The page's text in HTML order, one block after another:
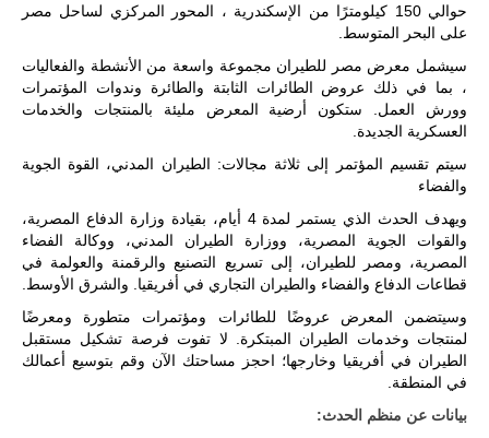
الروسية في
بدون طيار فوق
باماكو وبالنسبة
لحملة مكافحة
التمرد في
فإن الجمع بين
قدرة طائرة
التحليق…
للمزيد
حوالي 150 كيلومترًا من الإسكندرية ، المحور المركزي لساحل مصر
على البحر المتوسط.
سيشمل معرض مصر للطيران مجموعة واسعة من الأنشطة والفعاليات
، بما في ذلك عروض الطائرات الثابتة والطائرة وندوات المؤتمرات
وورش العمل. ستكون أرضية المعرض مليئة بالمنتجات والخدمات
العسكرية الجديدة.
سيتم تقسيم المؤتمر إلى ثلاثة مجالات: الطيران المدني، القوة الجوية
والفضاء
ويهدف الحدث الذي يستمر لمدة 4 أيام، بقيادة وزارة الدفاع المصرية،
والقوات الجوية المصرية، ووزارة الطيران المدني، ووكالة الفضاء
المصرية، ومصر للطيران، إلى تسريع التصنيع والرقمنة والعولمة في
قطاعات الدفاع والفضاء والطيران التجاري في أفريقيا. والشرق الأوسط.
وسيتضمن المعرض عروضًا للطائرات ومؤتمرات متطورة ومعرضًا
لمنتجات وخدمات الطيران المبتكرة. لا تفوت فرصة تشكيل مستقبل
الطيران في أفريقيا وخارجها؛ احجز مساحتك الآن وقم بتوسيع أعمالك
في المنطقة.
بيانات عن منظم الحدث: